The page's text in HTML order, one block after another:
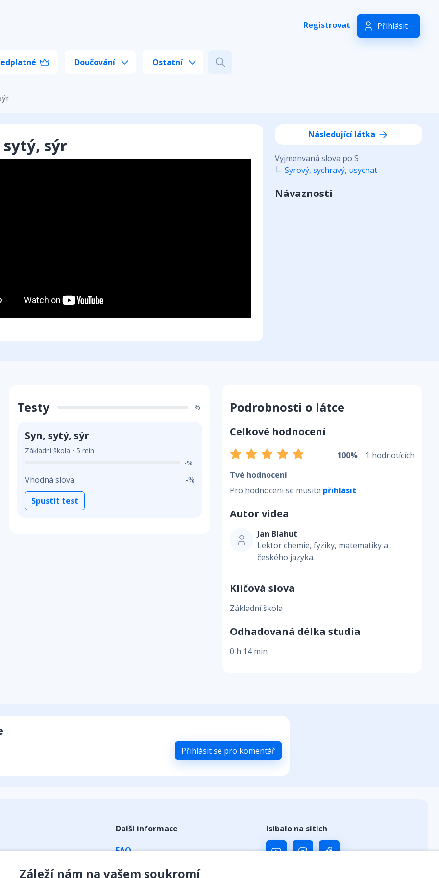
Registrovat Přihlásit
Doučování Ostatní
sytý, sýr
Následující látka
Vyjmenvaná slova po S
Syrový, sychravý, usychat
Návaznosti
Testy -%
Syn, sytý, sýr
Základní škola • 5 min
-%
Vhodná slova
-%
Spustit test
Podrobnosti o látce
Celkové hodnocení
100%
1 hodnotících
Tvé hodnocení
Pro hodnocení se musíte přihlásit
Autor videa
Jan Blahut
Lektor chemie, fyziky, matematiky a
českého jazyka.
Klíčová slova
Základní škola
Odhadovaná délka studia
0 h 14 min
Přihlásit se pro komentář
Další informace
FAQ
Obchodní podmínky
Isibalo na sítích
Záleží nám na vašem soukromí